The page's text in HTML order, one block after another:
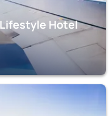
Lifestyle Hotel